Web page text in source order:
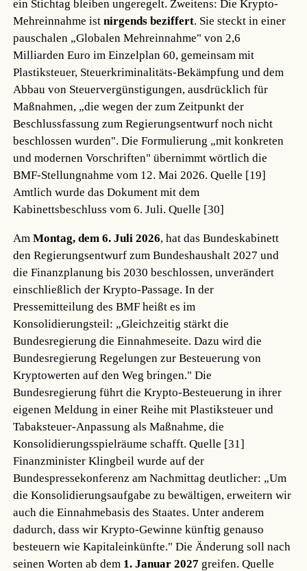
ein Stichtag bleiben ungeregelt. Zweitens: Die Krypto-
Mehreinnahme istnirgends beziffert. Sie steckt in einer
pauschalen „Globalen Mehreinnahme" von 2,6
Milliarden Euro im Einzelplan 60, gemeinsam mit
Plastiksteuer, Steuerkriminalitäts-Bekämpfung und dem
Abbau von Steuervergünstigungen, ausdrücklich für
Maßnahmen, „die wegen der zum Zeitpunkt der
Beschlussfassung zum Regierungsentwurf noch nicht
beschlossen wurden". Die Formulierung „mit konkreten
und modernen Vorschriften" übernimmt wörtlich die
BMF-Stellungnahme vom 12. Mai 2026.Quelle [19]
Amtlich wurde das Dokument mit dem
Kabinettsbeschluss vom 6. Juli.Quelle [30]
AmMontag, dem 6. Juli 2026, hat das Bundeskabinett
den Regierungsentwurf zum Bundeshaushalt 2027 und
die Finanzplanung bis 2030 beschlossen, unverändert
einschließlich der Krypto-Passage. In der
Pressemitteilung des BMF heißt es im
Konsolidierungsteil: „Gleichzeitig stärkt die
Bundesregierung die Einnahmeseite. Dazu wird die
Bundesregierung Regelungen zur Besteuerung von
Kryptowerten auf den Weg bringen." Die
Bundesregierung führt die Krypto-Besteuerung in ihrer
eigenen Meldung in einer Reihe mit Plastiksteuer und
Tabaksteuer-Anpassung als Maßnahme, die
Konsolidierungsspielräume schafft.Quelle [31]
Finanzminister Klingbeil wurde auf der
Bundespressekonferenz am Nachmittag deutlicher: „Um
die Konsolidierungsaufgabe zu bewältigen, erweitern wir
auch die Einnahmebasis des Staates. Unter anderem
dadurch, dass wir Krypto-Gewinne künftig genauso
besteuern wie Kapitaleinkünfte." Die Änderung soll nach
seinen Worten ab dem 1. Januar 2027 greifen.Quelle